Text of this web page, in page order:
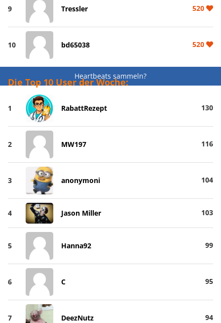
9 Tressler 520
10 bd65038 520
Heartbeats sammeln?
Die Top 10 User der Woche:
1 RabattRezept 130
2 MW197 116
3 anonymoni 104
4 Jason Miller 103
5 Hanna92 99
6 C 95
7 DeezNutz 94